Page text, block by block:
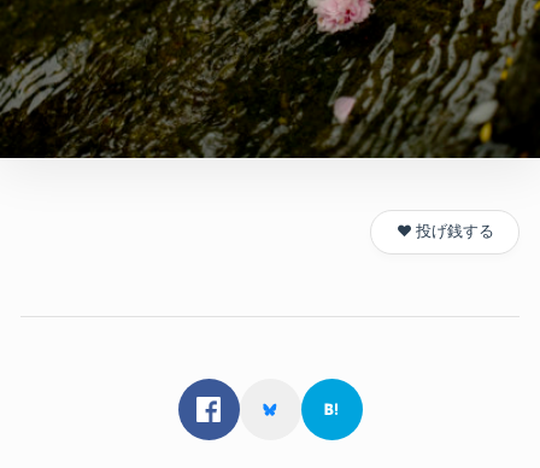
❤️ 投げ銭する